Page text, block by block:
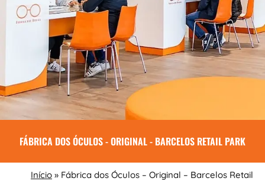
FÁBRICA DOS ÓCULOS - ORIGINAL - BARCELOS RETAIL PARK
Início » Fábrica dos Óculos – Original – Barcelos Retail